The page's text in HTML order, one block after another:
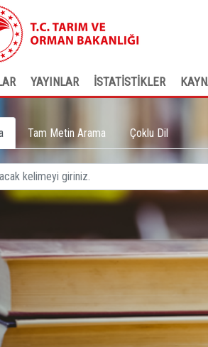
YAYINLAR İSTATİSTİKLER
Tam Metin Arama Çoklu Dil